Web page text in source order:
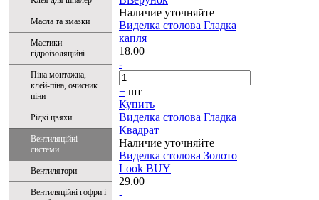
Масла та змазки
Мастики
гідроізоляційні
Піна монтажна,
клей-піна, очисник
піни
Рідкі цвяхи
Вентиляційні
системи
Вентилятори
Вентиляційні гофри і
Наличие уточняйте
Виделка столова Гладка
капля
18.00
-
+ шт
Купить
Виделка столова Гладка
Квадрат
Наличие уточняйте
Виделка столова Золото
Look BUY
29.00
-